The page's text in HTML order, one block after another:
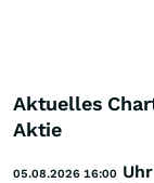
Aktuelles
Aktie
05.08.2026 16:00 Uhr